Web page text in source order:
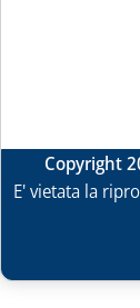
Copyright
E' vietata la